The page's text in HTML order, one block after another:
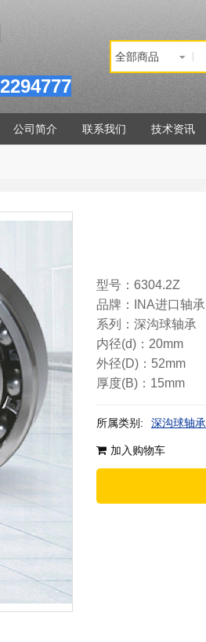
公司简介 联系我们 技术资讯
型号：6304.2Z
品牌：INA进口轴承
系列：深沟球轴承
内径(d)：20mm
外径(D)：52mm
厚度(B)：15mm
所属类别: 深沟球轴承
加入购物车